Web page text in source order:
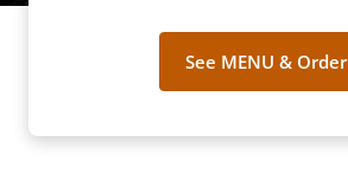
See MENU & Order